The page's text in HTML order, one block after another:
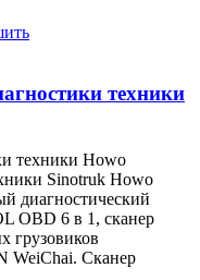
техники
техники Howo
Sinotruk Howo
диагностический
OBD 6 в 1, сканер
грузовиков
WeiChai. Сканер